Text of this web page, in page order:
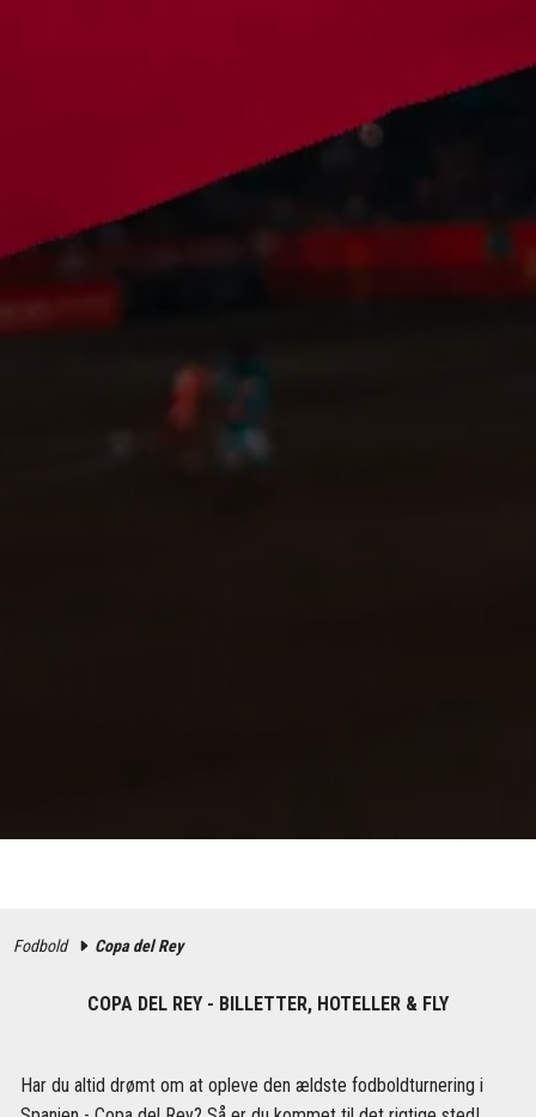
Fodbold Copa del Rey
COPA DEL REY - BILLETTER, HOTELLER & FLY
Har du altid drømt om at opleve den ældste fodboldturnering i